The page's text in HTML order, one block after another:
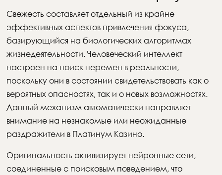
Свежесть составляет отдельный из крайне
эффективных аспектов привлечения фокуса,
базирующийся на биологических алгоритмах
жизнедеятельности. Человеческий интеллект
настроен на поиск перемен в реальности,
поскольку они в состоянии свидетельствовать как о
вероятных опасностях, так и о новых возможностях.
Данный механизм автоматически направляет
внимание на незнакомые или неожиданные
раздражители в Платинум Казино.
Оригинальность активизирует нейронные сети,
соединенные с поисковым поведением, что